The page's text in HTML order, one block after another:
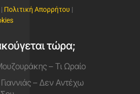
| Πολιτική Απορρήτου |
τώρα;
– Τι Ωραίο
Γιαννιάς – Δεν Αντέχω